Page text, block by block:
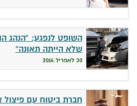
השופט לנפגע: "הנהג
שלא הייתה תאונה"
30 לאפריל 2014
חברת ביטוח עם פיצול